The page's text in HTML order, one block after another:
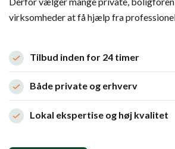
virksomheder at få hjælp fra
Tilbud inden for 24 timer
Både private og erhverv
Lokal ekspertise og høj kvalitet